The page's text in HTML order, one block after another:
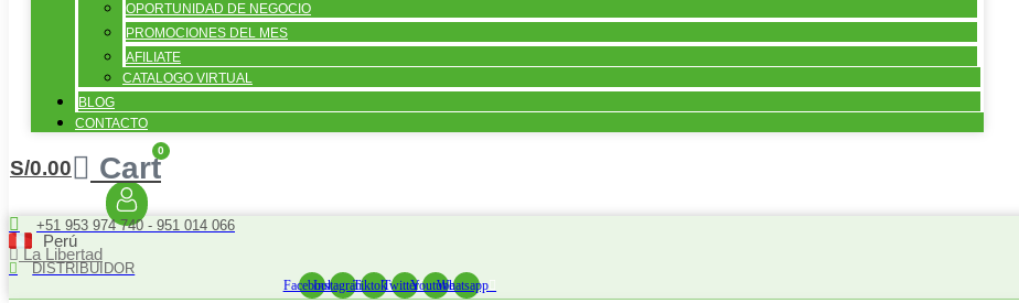
OPORTUNIDAD DE NEGOCIO
PROMOCIONES DEL MES
AFILIATE
CATALOGO VIRTUAL
BLOG
CONTACTO
S/0.00
0
Cart
+51 953 974 740 - 951 014 066
Perú
La Libertad
DISTRIBUIDOR
FacebookInstagramTiktokTwitterYoutubeWhatsapp